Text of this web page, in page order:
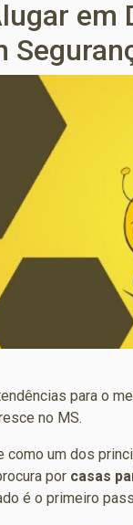
para o
no MS.
como um dos
por casas
é o primeiro